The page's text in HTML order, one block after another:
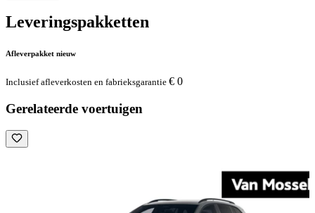
Leveringspakketten
Afleverpakket nieuw
Inclusief afleverkosten en fabrieksgarantie € 0
Gerelateerde voertuigen